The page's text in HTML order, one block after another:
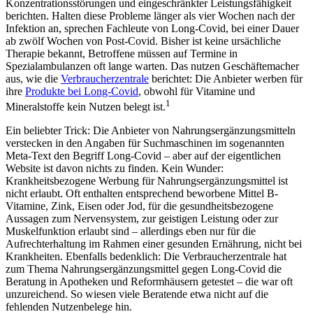
Konzentrationsstörungen und eingeschränkter Leistungsfähigkeit
berichten. Halten diese Probleme länger als vier Wochen nach der
Infektion an, sprechen Fachleute von Long-Covid, bei einer Dauer
ab zwölf Wochen von Post-Covid. Bisher ist keine ursächliche
Therapie bekannt, Betroffene müssen auf Termine in
Spezialambulanzen oft lange warten. Das nutzen Geschäftemacher
aus, wie die Verbraucherzentrale berichtet: Die Anbieter werben für
ihre Produkte bei Long-Covid, obwohl für Vitamine und
Mineralstoffe kein Nutzen belegt ist.1
Ein beliebter Trick: Die Anbieter von Nahrungsergänzungsmitteln
verstecken in den Angaben für Suchmaschinen im sogenannten
Meta-Text den Begriff Long-Covid – aber auf der eigentlichen
Website ist davon nichts zu finden. Kein Wunder:
Krankheitsbezogene Werbung für Nahrungsergänzungsmittel ist
nicht erlaubt. Oft enthalten entsprechend beworbene Mittel B-
Vitamine, Zink, Eisen oder Jod, für die gesundheitsbezogene
Aussagen zum Nervensystem, zur geistigen Leistung oder zur
Muskelfunktion erlaubt sind – allerdings eben nur für die
Aufrechterhaltung im Rahmen einer gesunden Ernährung, nicht bei
Krankheiten. Ebenfalls bedenklich: Die Verbraucherzentrale hat
zum Thema Nahrungsergänzungsmittel gegen Long-Covid die
Beratung in Apotheken und Reformhäusern getestet – die war oft
unzureichend. So wiesen viele Beratende etwa nicht auf die
fehlenden Nutzenbelege hin.